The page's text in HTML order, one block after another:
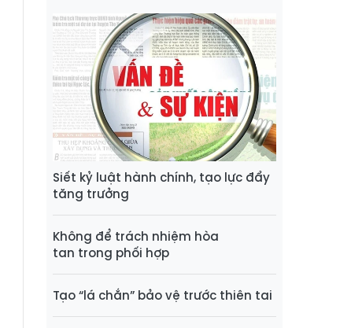
Siết kỷ luật hành chính, tạo lực đẩy
tăng trưởng
Không để trách nhiệm hòa
tan trong phối hợp
Tạo “lá chắn” bảo vệ trước thiên tai